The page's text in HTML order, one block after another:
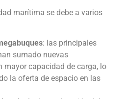
marítima se debe a varios
: las principales
sumado nuevas
mayor capacidad de carga, lo
la oferta de espacio en las